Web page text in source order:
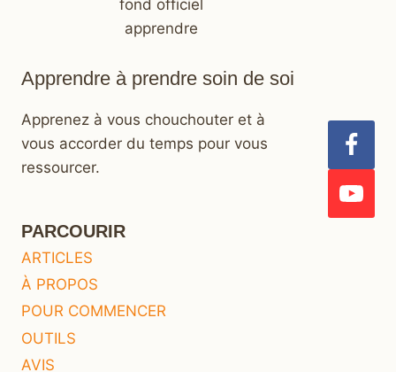
Apprendre à prendre soin de soi
Apprenez à vous chouchouter et à
vous accorder du temps pour vous
ressourcer.
PARCOURIR
ARTICLES
À PROPOS
POUR COMMENCER
OUTILS
AVIS